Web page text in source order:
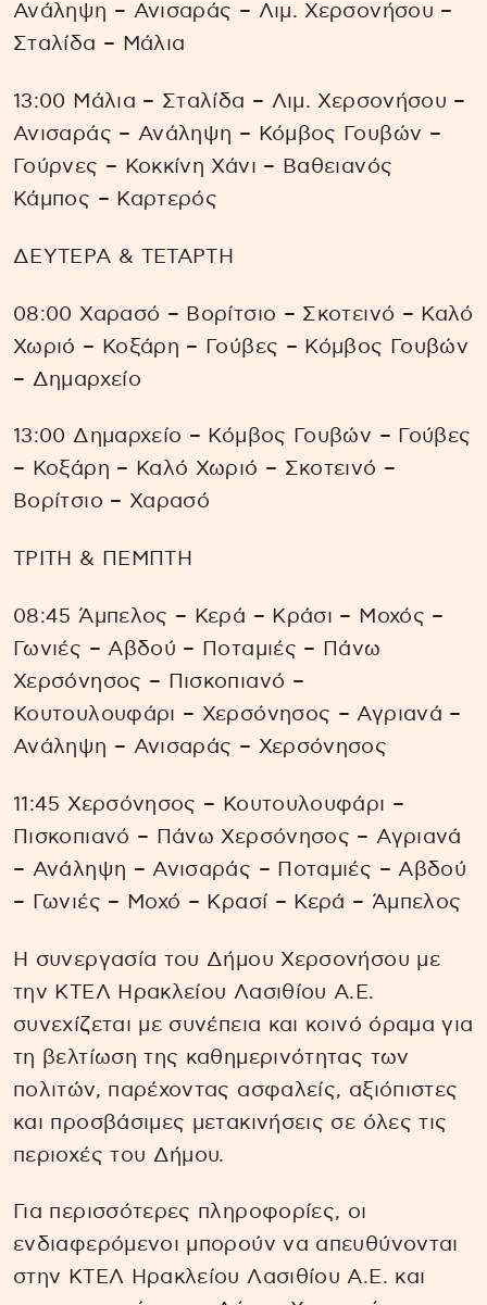
Ανάληψη – Ανισαράς – Λιμ. Χερσονήσου –
Σταλίδα – Μάλια
13:00 Μάλια – Σταλίδα – Λιμ. Χερσονήσου –
Ανισαράς – Ανάληψη – Κόμβος Γουβών –
Γούρνες – Κοκκίνη Χάνι – Βαθειανός
Κάμπος – Καρτερός
ΔΕΥΤΕΡΑ & ΤΕΤΑΡΤΗ
08:00 Χαρασό – Βορίτσιο – Σκοτεινό – Καλό
Χωριό – Κοξάρη – Γούβες – Κόμβος Γουβών
– Δημαρχείο
13:00 Δημαρχείο – Κόμβος Γουβών – Γούβες
– Κοξάρη – Καλό Χωριό – Σκοτεινό –
Βορίτσιο – Χαρασό
ΤΡΙΤΗ & ΠΕΜΠΤΗ
08:45 Άμπελος – Κερά – Κράσι – Μοχός –
Γωνιές – Αβδού – Ποταμιές – Πάνω
Χερσόνησος – Πισκοπιανό –
Κουτουλουφάρι – Χερσόνησος – Αγριανά –
Ανάληψη – Ανισαράς – Χερσόνησος
11:45 Χερσόνησος – Κουτουλουφάρι –
Πισκοπιανό – Πάνω Χερσόνησος – Αγριανά
– Ανάληψη – Ανισαράς – Ποταμιές – Αβδού
– Γωνιές – Μοχό – Κρασί – Κερά – Άμπελος
Η συνεργασία του Δήμου Χερσονήσου με
την ΚΤΕΛ Ηρακλείου Λασιθίου Α.Ε.
συνεχίζεται με συνέπεια και κοινό όραμα για
τη βελτίωση της καθημερινότητας των
πολιτών, παρέχοντας ασφαλείς, αξιόπιστες
και προσβάσιμες μετακινήσεις σε όλες τις
περιοχές του Δήμου.
Για περισσότερες πληροφορίες, οι
ενδιαφερόμενοι μπορούν να απευθύνονται
στην ΚΤΕΛ Ηρακλείου Λασιθίου Α.Ε. και